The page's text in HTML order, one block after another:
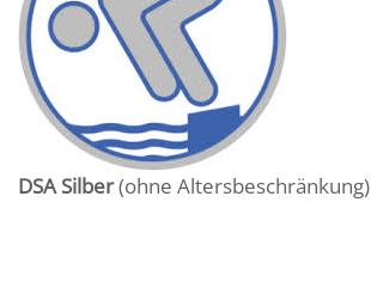
DSA Silber(ohne Altersbeschränkung)